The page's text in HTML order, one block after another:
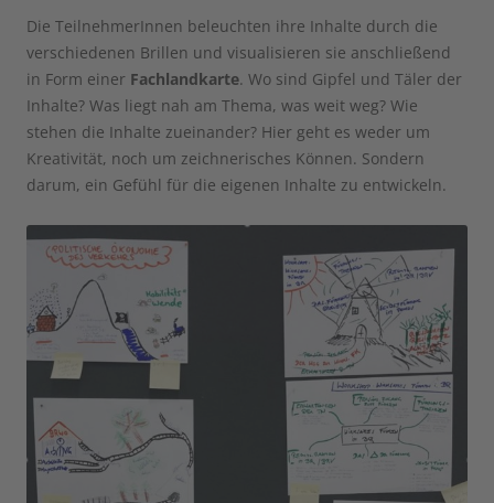
Die TeilnehmerInnen beleuchten ihre Inhalte durch die
verschiedenen Brillen und visualisieren sie anschließend
in Form einer Fachlandkarte. Wo sind Gipfel und Täler der
Inhalte? Was liegt nah am Thema, was weit weg? Wie
stehen die Inhalte zueinander? Hier geht es weder um
Kreativität, noch um zeichnerisches Können. Sondern
darum, ein Gefühl für die eigenen Inhalte zu entwickeln.